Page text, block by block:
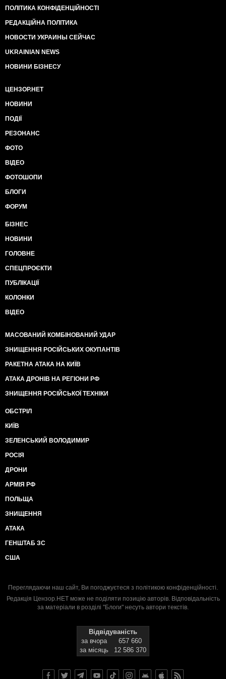
ПОЛІТИКА КОНФІДЕНЦІЙНОСТІ
РЕДАКЦІЙНА ПОЛІТИКА
НОВОСТИ УКРАИНЫ СЕЙЧАС
UKRAINIAN NEWS
НОВИНИ БІЗНЕСУ
ЦЕНЗОР.НЕТ
НОВИНИ
ПОДІЇ
РЕЗОНАНС
ФОТО
ВІДЕО
ФОТОШОПИ
БЛОГИ
ФОРУМ
БІЗНЕС
НОВИНИ
ГОЛОВНЕ
СПЕЦПРОЄКТИ
ПУБЛІКАЦІЇ
КОЛОНКИ
ВІДЕО
МАСОВАНИЙ КОМБІНОВАНИЙ УДАР
ЗНИЩЕННЯ РОСІЙСЬКИХ ОКУПАНТІВ
РАКЕТНА АТАКА НА КИЇВ
АТАКА ДРОНІВ НА РЕГІОНИ РФ
ЗНИЩЕННЯ РОСІЙСЬКОЇ ТЕХНІКИ
ОБСТРІЛ
КИЇВ
ЗЕЛЕНСЬКИЙ ВОЛОДИМИР
РОСІЯ
ДРОНИ
АРМІЯ РФ
ПОЛЬЩА
ЗНИЩЕННЯ
АТАКА
ГЕНШТАБ ЗС
США
Переглядаючи наш сайт, Ви погоджуєтеся з політикою конфіденційності.
Редакція Цензор.НЕТ може не поділяти позицію авторів. Відповідальність
за матеріали в розділі "Блоги" несуть автори текстів.
Відвідуваність
за вчора
657 660
за місяць
12 586 370